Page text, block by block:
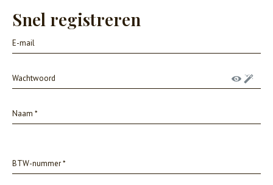
Snel registreren